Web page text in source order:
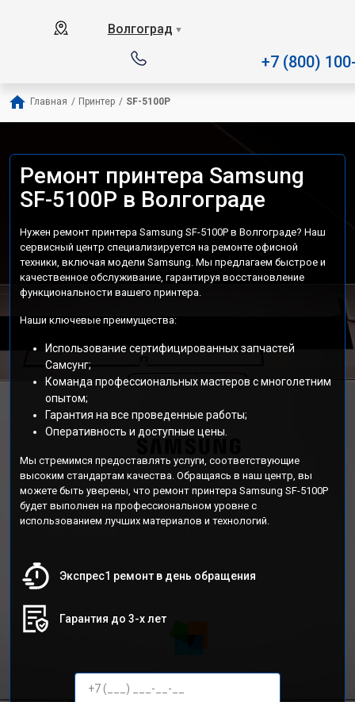
Волгоград ▼
+7 (800)
Главная / Принтер / SF-5100P
Ремонт принтера Samsung
SF-5100P в Волгограде
Нужен ремонт принтера Samsung SF-5100P в Волгограде? Наш
сервисный центр специализируется на ремонте офисной
техники, включая модели Samsung. Мы предлагаем быстрое и
качественное обслуживание, гарантируя восстановление
функциональности вашего принтера.
Наши ключевые преимущества:
Использование сертифицированных запчастей
Самсунг;
Команда профессиональных мастеров с многолетним
опытом;
Гарантия на все проведенные работы;
Оперативность и доступные цены.
Мы стремимся предоставлять услуги, соответствующие
высоким стандартам качества. Обращаясь в наш центр, вы
можете быть уверены, что ремонт принтера Samsung SF-5100P
будет выполнен на профессиональном уровне с
использованием лучших материалов и технологий.
Экспрес1 ремонт в день обращения
Гарантия до 3-х лет